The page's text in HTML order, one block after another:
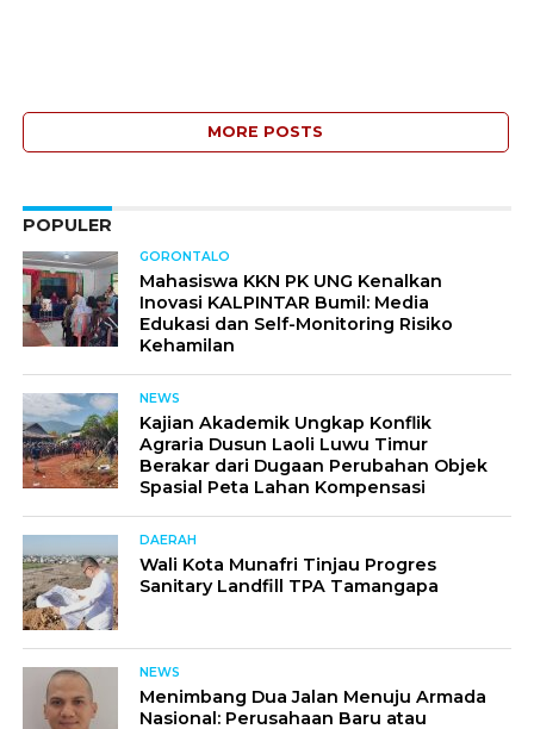
MORE POSTS
POPULER
GORONTALO
Mahasiswa KKN PK UNG Kenalkan
Inovasi KALPINTAR Bumil: Media
Edukasi dan Self-Monitoring Risiko
Kehamilan
NEWS
Kajian Akademik Ungkap Konflik
Agraria Dusun Laoli Luwu Timur
Berakar dari Dugaan Perubahan Objek
Spasial Peta Lahan Kompensasi
DAERAH
Wali Kota Munafri Tinjau Progres
Sanitary Landfill TPA Tamangapa
NEWS
Menimbang Dua Jalan Menuju Armada
Nasional: Perusahaan Baru atau